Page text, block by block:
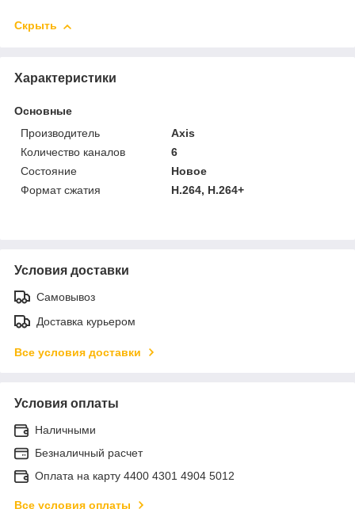
Скрыть
Характеристики
Основные
Производитель
Axis
Количество каналов
6
Состояние
Новое
Формат сжатия
H.264, H.264+
Условия доставки
Самовывоз
Доставка курьером
Все условия доставки
Условия оплаты
Наличными
Безналичный расчет
Оплата на карту 4400 4301 4904 5012
Все условия оплаты